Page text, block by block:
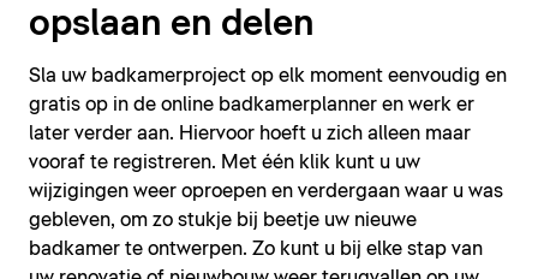
opslaan en delen
Sla uw badkamerproject op elk moment eenvoudig en
gratis op in de online badkamerplanner en werk er
later verder aan. Hiervoor hoeft u zich alleen maar
vooraf te registreren. Met één klik kunt u uw
wijzigingen weer oproepen en verdergaan waar u was
gebleven, om zo stukje bij beetje uw nieuwe
badkamer te ontwerpen. Zo kunt u bij elke stap van